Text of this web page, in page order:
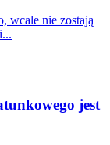
wcale nie zostają
jest